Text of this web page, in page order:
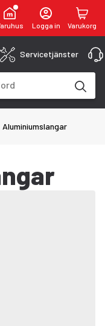
Logga in Varukorg
Servicetjänster
Aluminiumslangar